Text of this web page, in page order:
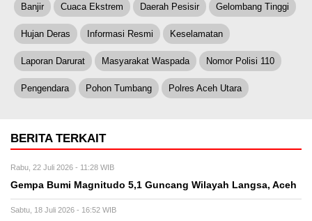
Banjir Cuaca Ekstrem Daerah Pesisir Gelombang Tinggi
Hujan Deras Informasi Resmi Keselamatan
Laporan Darurat Masyarakat Waspada Nomor Polisi 110
Pengendara Pohon Tumbang Polres Aceh Utara
BERITA TERKAIT
Rabu, 22 Juli 2026 - 11:28 WIB
Gempa Bumi Magnitudo 5,1 Guncang Wilayah Langsa, Aceh
Sabtu, 18 Juli 2026 - 16:52 WIB